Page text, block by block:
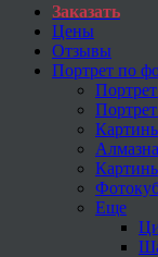
Заказать
Цены
Отзывы
Портрет по
Еще